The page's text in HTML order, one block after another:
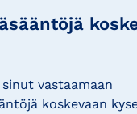
vastaamaan
koskevaan